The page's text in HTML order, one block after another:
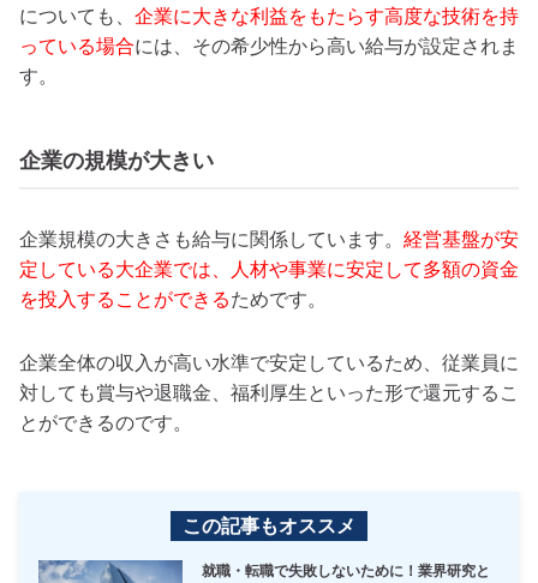
についても、 企業に大きな利益をもたらす高度な技術を持
っている場合には、その希少性から高い給与が設定されま
す。
企業の規模が大きい
企業規模の大きさも給与に関係しています。 経営基盤が安
定している大企業では、人材や事業に安定して多額の資金
を投入することができるためです。
企業全体の収入が高い水準で安定しているため、従業員に
対しても賞与や退職金、福利厚生といった形で還元するこ
とができるのです。
この記事もオススメ
就職・転職で失敗しないために！業界研究と